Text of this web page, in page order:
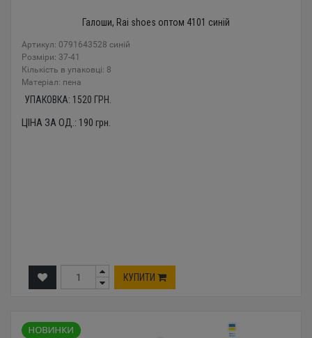
Галоши, Rai shoes оптом 4101 синій
Артикул: 0791643528 синій
Розміри: 37-41
Кількість в упаковці: 8
Mатеріал: пена
УПАКОВКА: 1520 ГРН.
ЦІНА ЗА ОД.: 190 грн.
КУПИТИ